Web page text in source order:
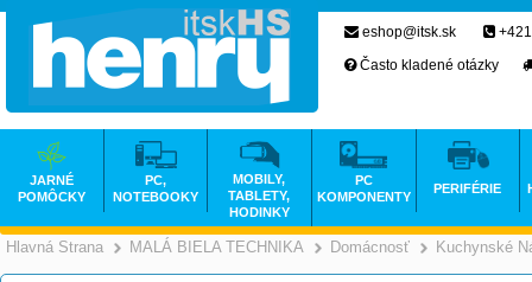
Hlavná Strana MALÁ BIELA TECHNIKA Domácnosť Kuchynské
eshop@itsk.sk
Často kladené otázky
JARNÉ
POMÔCKY
PC,
NOTEBOOKY
MOBILY,
TABLETY,
HODINKY
PC
KOMPONENTY
PERIFÉRIE